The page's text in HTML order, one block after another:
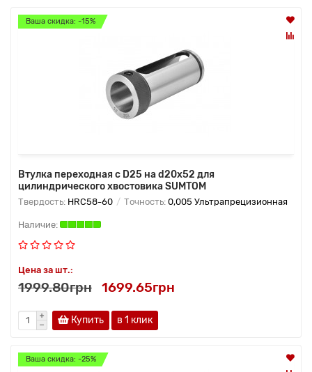
Ваша скидка: -15%
Втулка переходная с D25 на d20x52 для
цилиндрического хвостовика SUMTOM
Твердость: HRC58-60 Точность: 0,005 Ультрапрецизионная
Цена за шт.:
1999.80грн 1699.65грн
Купить в 1 клик
Ваша скидка: -25%